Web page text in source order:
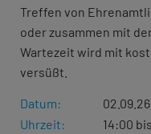
Treffen von
oder zusammen mit
Wartezeit wird mit
versüßt.
Datum:
02.09.26
Uhrzeit:
14:00